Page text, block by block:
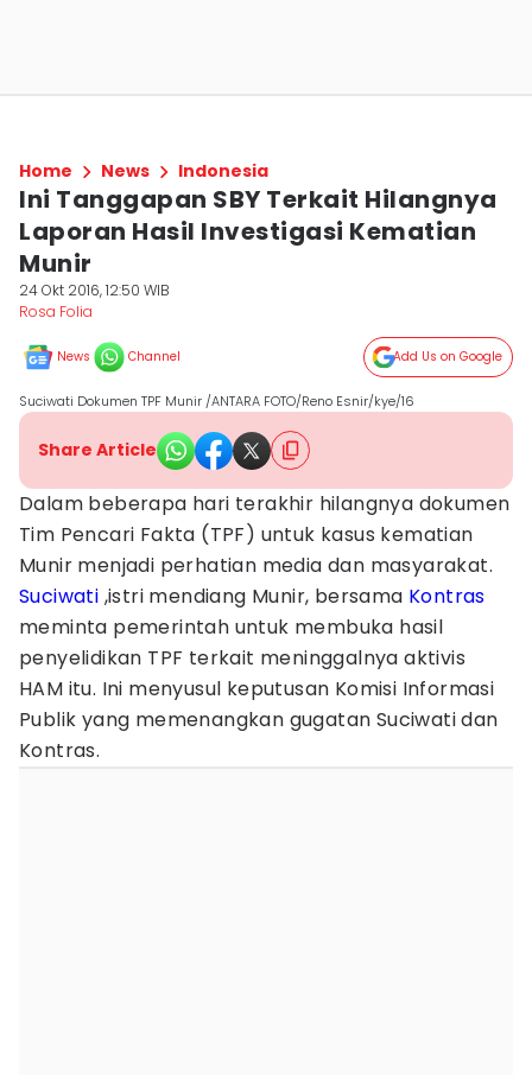
Home News Indonesia
Ini Tanggapan SBY Terkait Hilangnya
Laporan Hasil Investigasi Kematian
Munir
24 Okt 2016, 12:50 WIB
Rosa Folia
News Channel Add Us on Google
Suciwati Dokumen TPF Munir /ANTARA FOTO/Reno Esnir/kye/16
Share Article
Dalam beberapa hari terakhir hilangnya dokumen
Tim Pencari Fakta (TPF) untuk kasus kematian
Munir menjadi perhatian media dan masyarakat.
Suciwati ,istri mendiang Munir, bersama Kontras
meminta pemerintah untuk membuka hasil
penyelidikan TPF terkait meninggalnya aktivis
HAM itu. Ini menyusul keputusan Komisi Informasi
Publik yang memenangkan gugatan Suciwati dan
Kontras.